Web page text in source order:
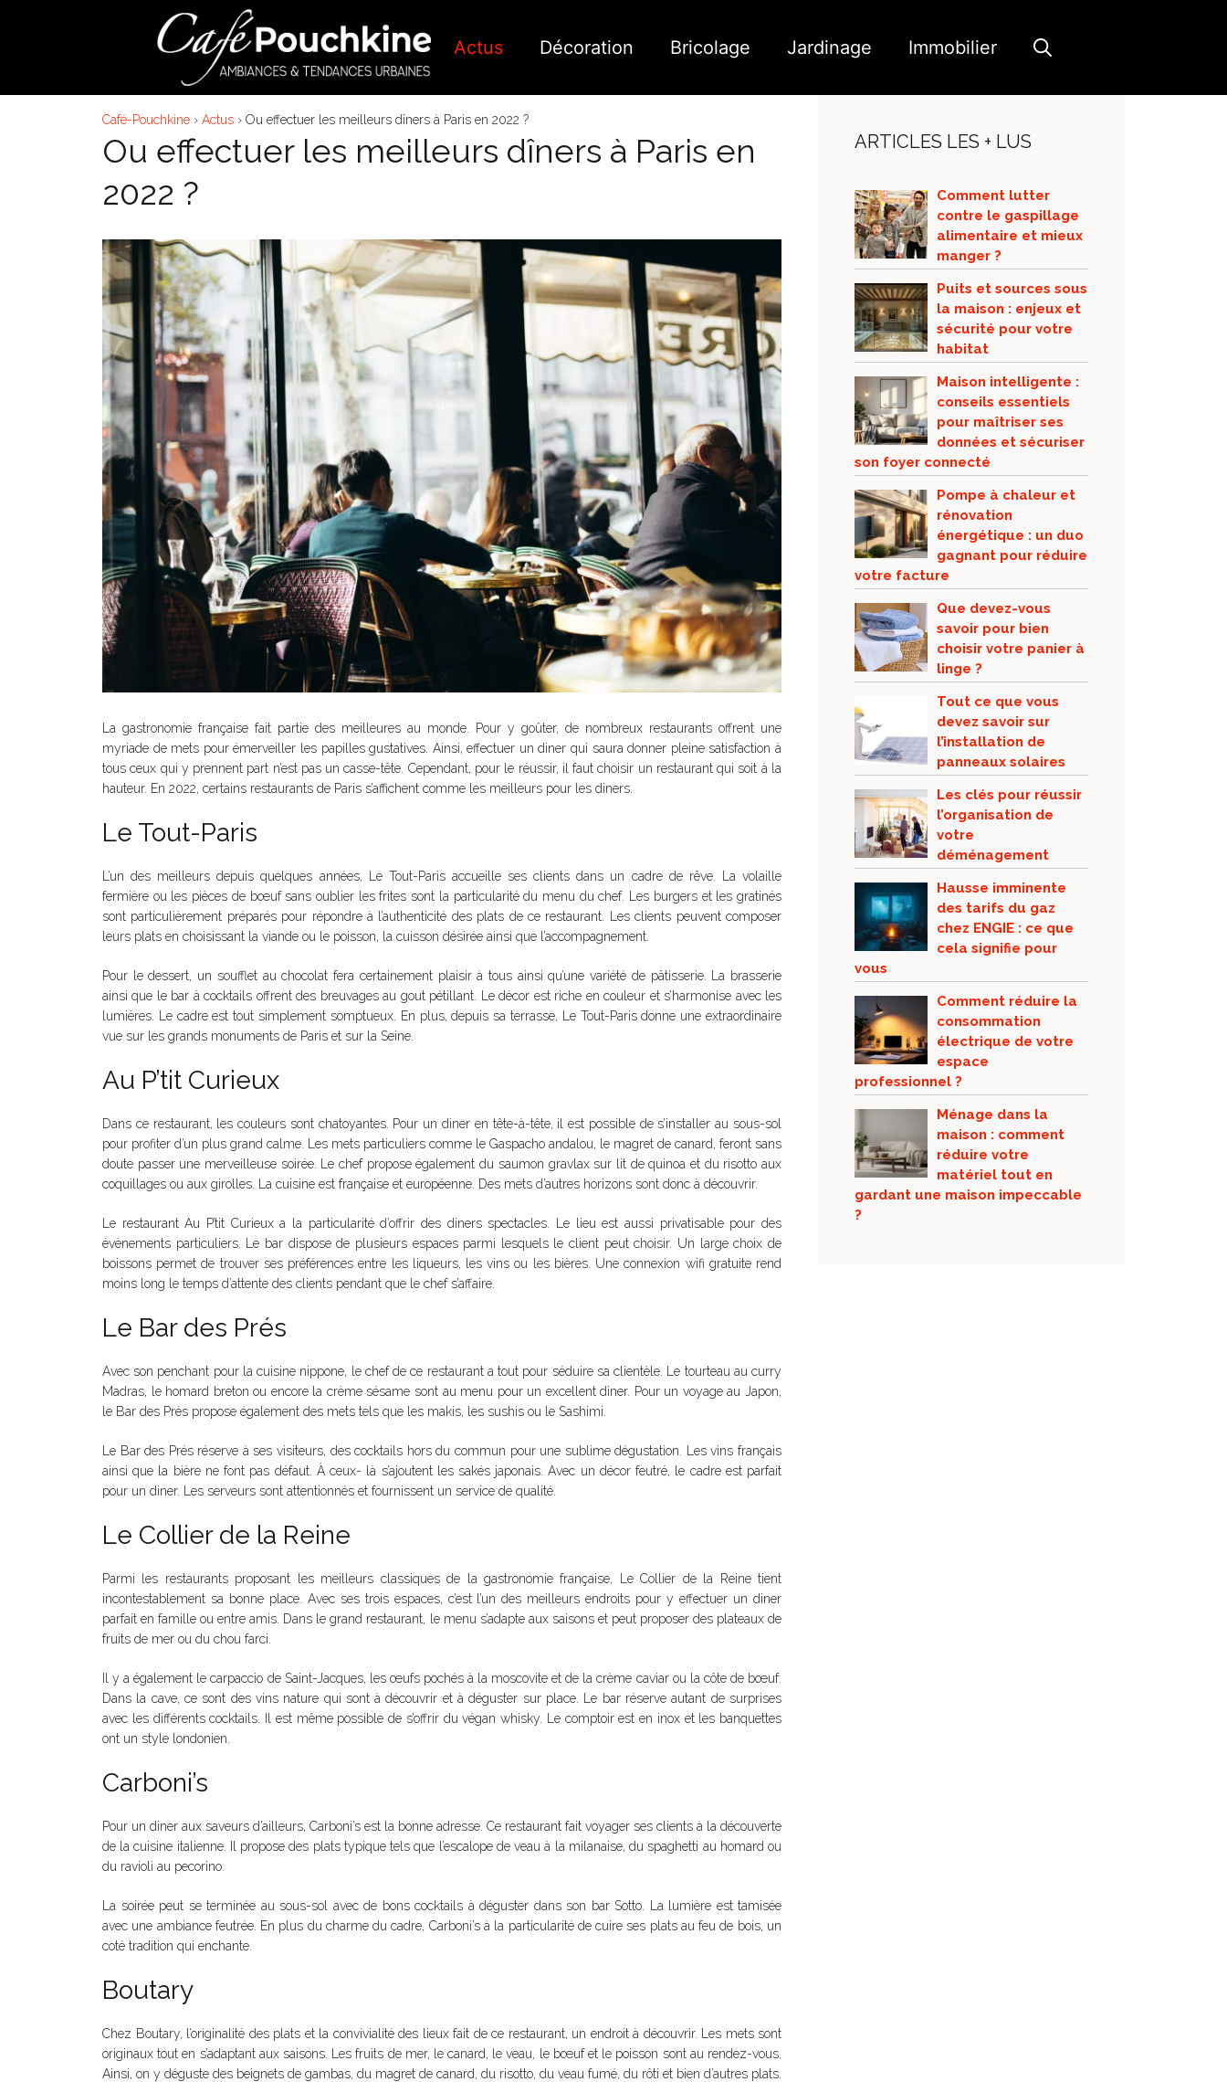
Actus Décoration Bricolage Jardinage Immobilier
Café-Pouchkine › Actus › Ou effectuer les meilleurs dîners à Paris en 2022 ?
Ou effectuer les meilleurs dîners à Paris en
2022 ?
La gastronomie française fait partie des meilleures au monde. Pour y goûter, de nombreux restaurants offrent une
myriade de mets pour émerveiller les papilles gustatives. Ainsi, effectuer un diner qui saura donner pleine satisfaction à
tous ceux qui y prennent part n’est pas un casse-tête. Cependant, pour le réussir, il faut choisir un restaurant qui soit à la
hauteur. En 2022, certains restaurants de Paris s’affichent comme les meilleurs pour les diners.
Le Tout-Paris
L’un des meilleurs depuis quelques années, Le Tout-Paris accueille ses clients dans un cadre de rêve. La volaille
fermière ou les pièces de bœuf sans oublier les frites sont la particularité du menu du chef. Les burgers et les gratinés
sont particulièrement préparés pour répondre à l’authenticité des plats de ce restaurant. Les clients peuvent composer
leurs plats en choisissant la viande ou le poisson, la cuisson désirée ainsi que l’accompagnement.
Pour le dessert, un soufflet au chocolat fera certainement plaisir à tous ainsi qu’une variété de pâtisserie. La brasserie
ainsi que le bar à cocktails offrent des breuvages au gout pétillant. Le décor est riche en couleur et s’harmonise avec les
lumières. Le cadre est tout simplement somptueux. En plus, depuis sa terrasse, Le Tout-Paris donne une extraordinaire
vue sur les grands monuments de Paris et sur la Seine.
Au P’tit Curieux
Dans ce restaurant, les couleurs sont chatoyantes. Pour un diner en tête-à-tête, il est possible de s’installer au sous-sol
pour profiter d’un plus grand calme. Les mets particuliers comme le Gaspacho andalou, le magret de canard, feront sans
doute passer une merveilleuse soirée. Le chef propose également du saumon gravlax sur lit de quinoa et du risotto aux
coquillages ou aux girolles. La cuisine est française et européenne. Des mets d’autres horizons sont donc à découvrir.
Le restaurant Au P’tit Curieux a la particularité d’offrir des diners spectacles. Le lieu est aussi privatisable pour des
évènements particuliers. Le bar dispose de plusieurs espaces parmi lesquels le client peut choisir. Un large choix de
boissons permet de trouver ses préférences entre les liqueurs, les vins ou les bières. Une connexion wifi gratuite rend
moins long le temps d’attente des clients pendant que le chef s’affaire.
Le Bar des Prés
Avec son penchant pour la cuisine nippone, le chef de ce restaurant a tout pour séduire sa clientèle. Le tourteau au curry
Madras, le homard breton ou encore la crème sésame sont au menu pour un excellent diner. Pour un voyage au Japon,
le Bar des Prés propose également des mets tels que les makis, les sushis ou le Sashimi.
Le Bar des Prés réserve à ses visiteurs, des cocktails hors du commun pour une sublime dégustation. Les vins français
ainsi que la bière ne font pas défaut. À ceux- là s’ajoutent les sakés japonais. Avec un décor feutré, le cadre est parfait
pour un diner. Les serveurs sont attentionnés et fournissent un service de qualité.
Le Collier de la Reine
Parmi les restaurants proposant les meilleurs classiques de la gastronomie française, Le Collier de la Reine tient
incontestablement sa bonne place. Avec ses trois espaces, c’est l’un des meilleurs endroits pour y effectuer un diner
parfait en famille ou entre amis. Dans le grand restaurant, le menu s’adapte aux saisons et peut proposer des plateaux de
fruits de mer ou du chou farci.
Il y a également le carpaccio de Saint-Jacques, les œufs pochés à la moscovite et de la crème caviar ou la côte de bœuf.
Dans la cave, ce sont des vins nature qui sont à découvrir et à déguster sur place. Le bar réserve autant de surprises
avec les différents cocktails. Il est même possible de s’offrir du végan whisky. Le comptoir est en inox et les banquettes
ont un style londonien.
Carboni’s
Pour un diner aux saveurs d’ailleurs, Carboni’s est la bonne adresse. Ce restaurant fait voyager ses clients à la découverte
de la cuisine italienne. Il propose des plats typique tels que l’escalope de veau à la milanaise, du spaghetti au homard ou
du ravioli au pecorino.
La soirée peut se terminée au sous-sol avec de bons cocktails à déguster dans son bar Sotto. La lumière est tamisée
avec une ambiance feutrée. En plus du charme du cadre, Carboni’s à la particularité de cuire ses plats au feu de bois, un
coté tradition qui enchante.
Boutary
Chez Boutary, l’originalité des plats et la convivialité des lieux fait de ce restaurant, un endroit à découvrir. Les mets sont
originaux tout en s’adaptant aux saisons. Les fruits de mer, le canard, le veau, le bœuf et le poisson sont au rendez-vous.
Ainsi, on y déguste des beignets de gambas, du magret de canard, du risotto, du veau fumé, du rôti et bien d’autres plats.
ARTICLES LES + LUS
Comment lutter
contre le gaspillage
alimentaire et mieux
manger ?
Puits et sources sous
la maison : enjeux et
sécurité pour votre
habitat
Maison intelligente :
conseils essentiels
pour maîtriser ses
données et sécuriser
son foyer connecté
Pompe à chaleur et
rénovation
énergétique : un duo
gagnant pour réduire
votre facture
Que devez-vous
savoir pour bien
choisir votre panier à
linge ?
Tout ce que vous
devez savoir sur
l’installation de
panneaux solaires
Les clés pour réussir
l’organisation de
votre
déménagement
Hausse imminente
des tarifs du gaz
chez ENGIE : ce que
cela signifie pour
vous
Comment réduire la
consommation
électrique de votre
espace
professionnel ?
Ménage dans la
maison : comment
réduire votre
matériel tout en
gardant une maison impeccable
?